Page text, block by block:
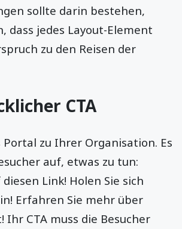
sollte darin bestehen,
dass jedes Layout-Element
zu den Reisen der
CTA
Portal zu Ihrer Organisation. Es
auf, etwas zu tun:
Link! Holen Sie sich
Erfahren Sie mehr über
Ihr CTA muss die Besucher